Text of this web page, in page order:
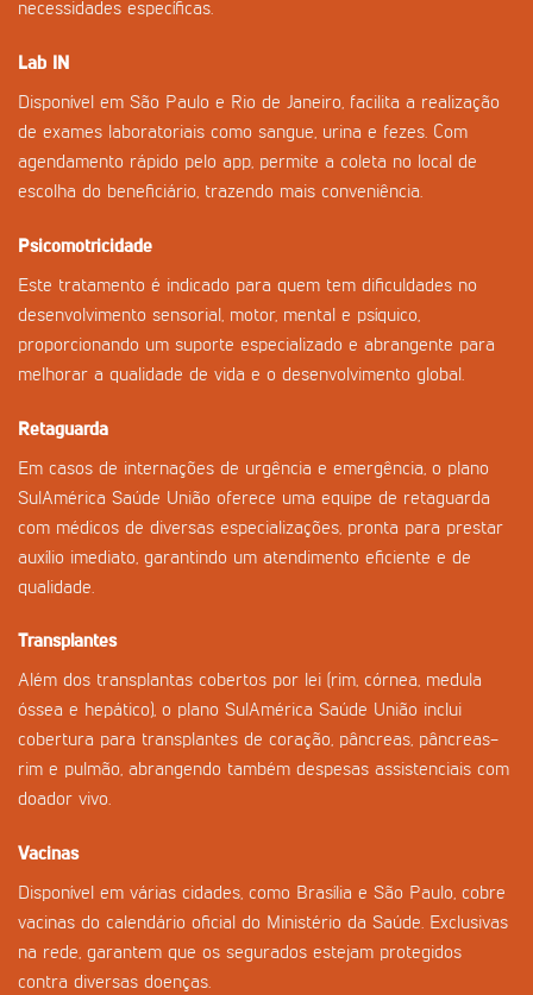
necessidades específicas.
Lab IN
Disponível em São Paulo e Rio de Janeiro, facilita a realização
de exames laboratoriais como sangue, urina e fezes. Com
agendamento rápido pelo app, permite a coleta no local de
escolha do beneficiário, trazendo mais conveniência.
Psicomotricidade
Este tratamento é indicado para quem tem dificuldades no
desenvolvimento sensorial, motor, mental e psíquico,
proporcionando um suporte especializado e abrangente para
melhorar a qualidade de vida e o desenvolvimento global.
Retaguarda
Em casos de internações de urgência e emergência, o plano
SulAmérica Saúde União oferece uma equipe de retaguarda
com médicos de diversas especializações, pronta para prestar
auxílio imediato, garantindo um atendimento eficiente e de
qualidade.
Transplantes
Além dos transplantas cobertos por lei (rim, córnea, medula
óssea e hepático), o plano SulAmérica Saúde União inclui
cobertura para transplantes de coração, pâncreas, pâncreas-
rim e pulmão, abrangendo também despesas assistenciais com
doador vivo.
Vacinas
Disponível em várias cidades, como Brasília e São Paulo, cobre
vacinas do calendário oficial do Ministério da Saúde. Exclusivas
na rede, garantem que os segurados estejam protegidos
contra diversas doenças.